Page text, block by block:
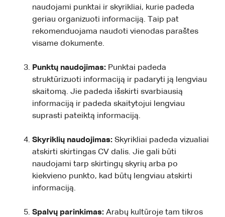
naudojami punktai ir skyrikliai, kurie padeda
geriau organizuoti informaciją. Taip pat
rekomenduojama naudoti vienodas paraštes
visame dokumente.
Punktų naudojimas: Punktai padeda
struktūrizuoti informaciją ir padaryti ją lengviau
skaitomą. Jie padeda išskirti svarbiausią
informaciją ir padeda skaitytojui lengviau
suprasti pateiktą informaciją.
Skyriklių naudojimas: Skyrikliai padeda vizualiai
atskirti skirtingas CV dalis. Jie gali būti
naudojami tarp skirtingų skyrių arba po
kiekvieno punkto, kad būtų lengviau atskirti
informaciją.
Spalvų parinkimas: Arabų kultūroje tam tikros